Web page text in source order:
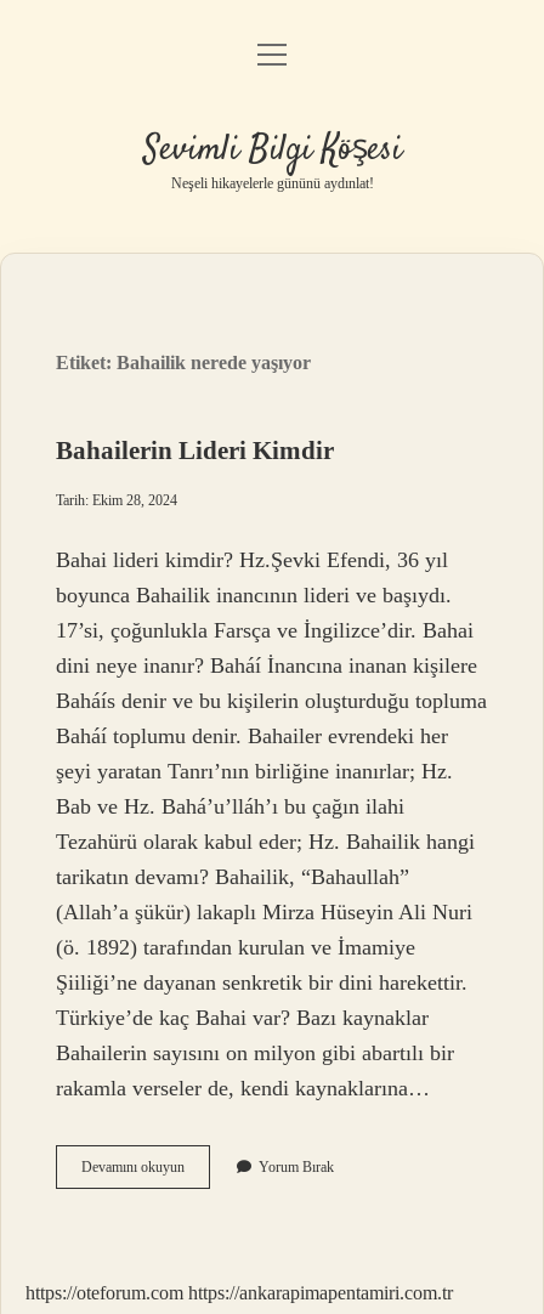
Anasayfa
Yasal Uyarı
menüyü
Sevimli Bilgi Köşesi
Neşeli hikayelerle gününü aydınlat!
Etiket:Bahailik nerede yaşıyor
Bahailerin Lideri Kimdir
Tarih: Ekim 28, 2024
Bahai lideri kimdir? Hz.Şevki Efendi, 36 yıl
boyunca Bahailik inancının lideri ve başıydı.
17’si, çoğunlukla Farsça ve İngilizce’dir. Bahai
dini neye inanır? Baháí İnancına inanan kişilere
Baháís denir ve bu kişilerin oluşturduğu topluma
Baháí toplumu denir. Bahailer evrendeki her
şeyi yaratan Tanrı’nın birliğine inanırlar; Hz.
Bab ve Hz. Bahá’u’lláh’ı bu çağın ilahi
Tezahürü olarak kabul eder; Hz. Bahailik hangi
tarikatın devamı? Bahailik, “Bahaullah”
(Allah’a şükür) lakaplı Mirza Hüseyin Ali Nuri
(ö. 1892) tarafından kurulan ve İmamiye
Şiiliği’ne dayanan senkretik bir dini harekettir.
Türkiye’de kaç Bahai var? Bazı kaynaklar
Bahailerin sayısını on milyon gibi abartılı bir
rakamla verseler de, kendi kaynaklarına…
Devamını okuyunBahailerin
Lideri
Yorum Bırak
https://oteforum.com https://ankarapimapentamiri.com.tr